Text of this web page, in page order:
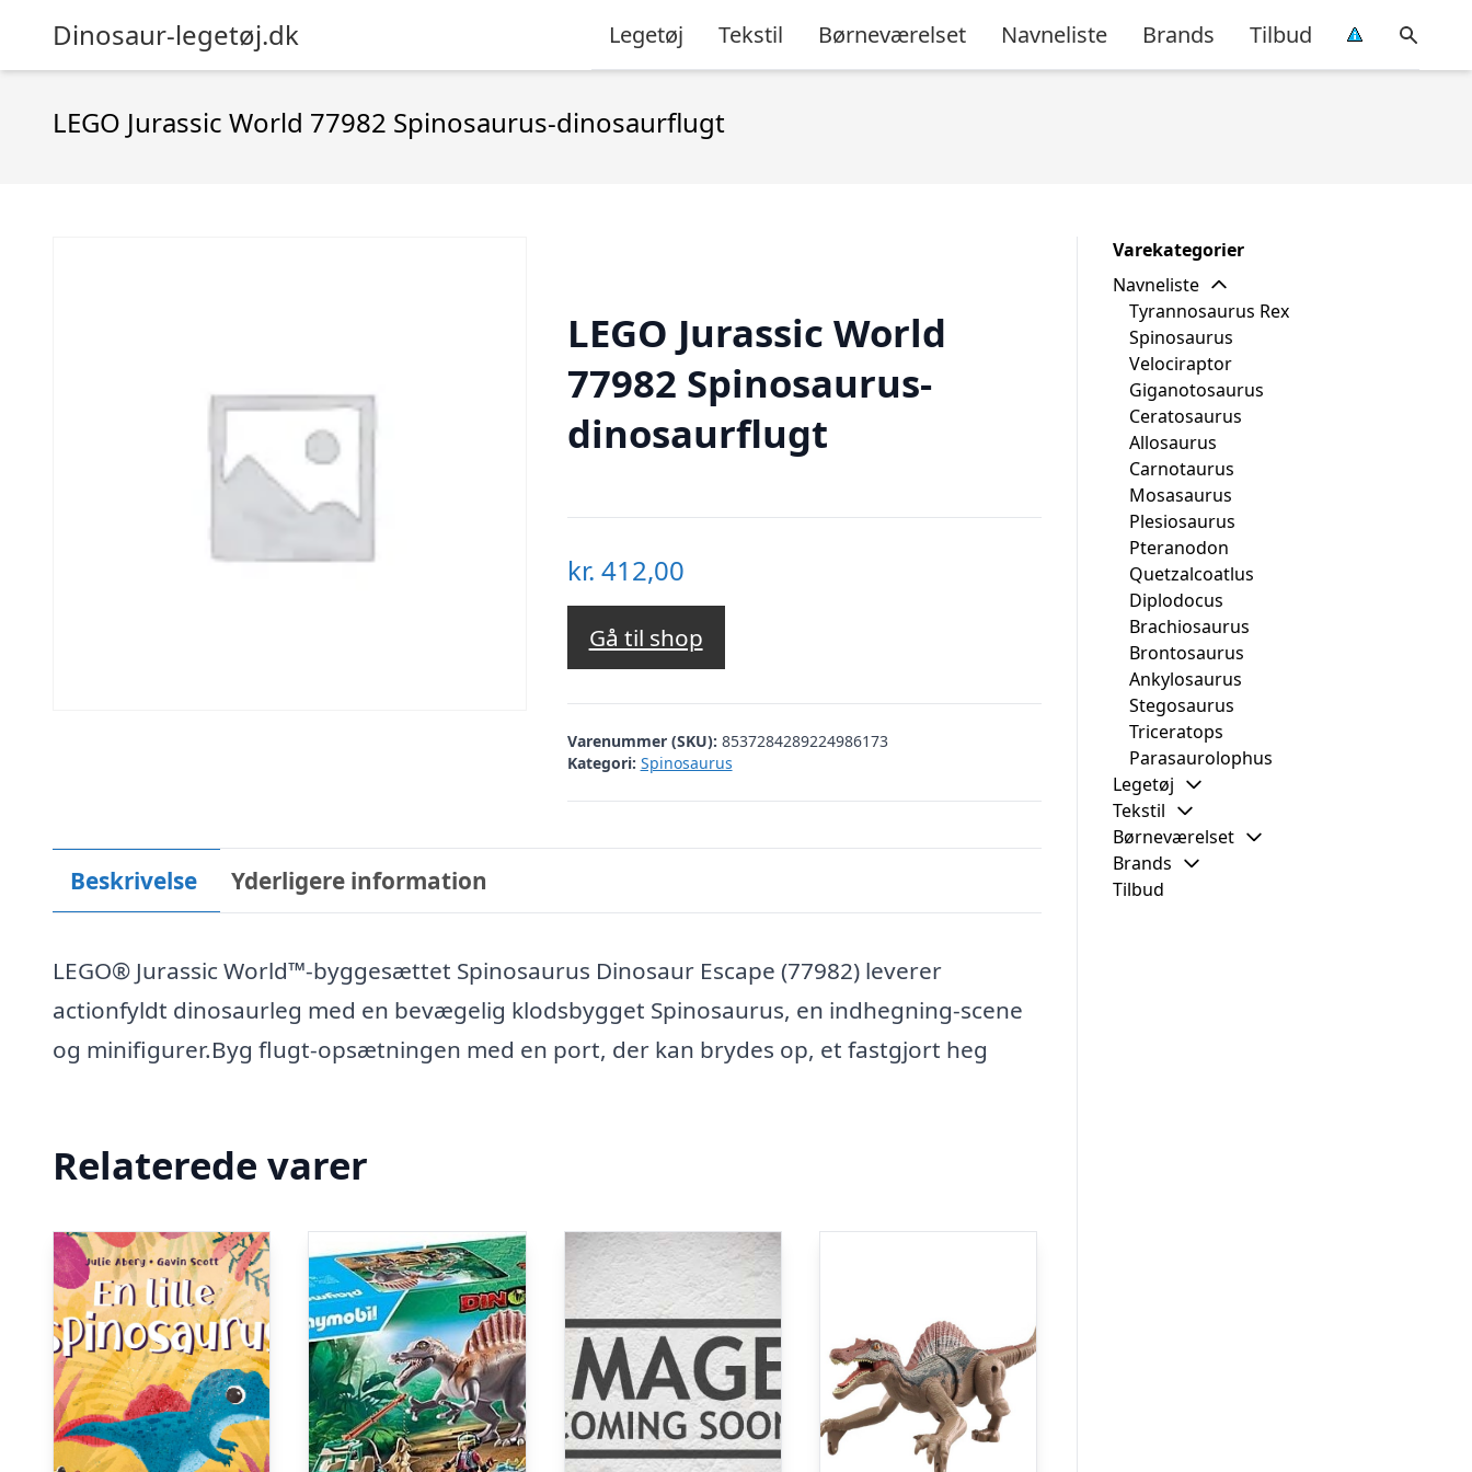
Dinosaur-legetøj.dk Legetøj Tekstil Børneværelset Navneliste Brands Tilbud
LEGO Jurassic World 77982 Spinosaurus-dinosaurflugt
LEGO Jurassic World
77982 Spinosaurus-
dinosaurflugt
kr. 412,00
Gå til shop
Varenummer (SKU): 8537284289224986173
Kategori: Spinosaurus
Beskrivelse Yderligere information
LEGO® Jurassic World™-byggesættet Spinosaurus Dinosaur Escape (77982) leverer
actionfyldt dinosaurleg med en bevægelig klodsbygget Spinosaurus, en indhegning-scene
og minifigurer.Byg flugt-opsætningen med en port, der kan brydes op, et fastgjort heg
Relaterede varer
Varekategorier
Navneliste
Tyrannosaurus Rex
Spinosaurus
Velociraptor
Giganotosaurus
Ceratosaurus
Allosaurus
Carnotaurus
Mosasaurus
Plesiosaurus
Pteranodon
Quetzalcoatlus
Diplodocus
Brachiosaurus
Brontosaurus
Ankylosaurus
Stegosaurus
Triceratops
Parasaurolophus
Legetøj
Tekstil
Børneværelset
Brands
Tilbud